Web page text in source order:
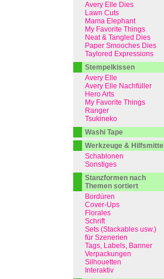
Avery Elle Dies
Lawn Cuts
Mama Elephant
My Favorite Things
Neat & Tangled Dies
Paper Smooches Dies
Taylored Expressions
Stempelkissen
Avery Elle
Avery Elle Nachfüller
Hero Arts
My Favorite Things
Ranger
Tsukineko
Washi Tape
Werkzeuge & Hilfsmittel
Schablonen
Sonstiges
Stanzformen nach
Themen sortiert
Bordüren
Cover-Ups
Florales
Schrift
Sets (Stackables usw.)
für Szenerien
Tags, Labels, Banner
Verpackungen
Silhouetten
Interaktiv